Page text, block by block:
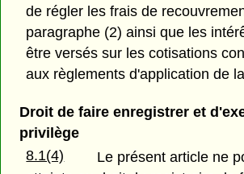
de régler les frais de
paragraphe (2) ainsi que les
être versés sur les cotisations
aux règlements d'application de
Droit de faire enregistrer et
privilège
8.1(4)
Le présent article ne